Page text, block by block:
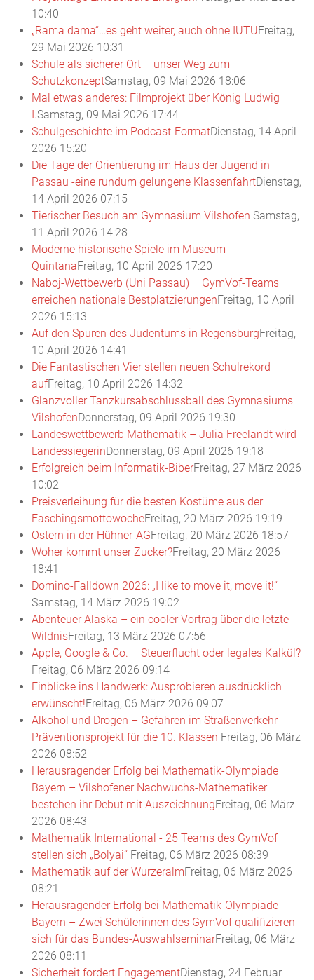
10:40
„Rama dama“…es geht weiter, auch ohne IUTUFreitag,
29 Mai 2026 10:31
Schule als sicherer Ort – unser Weg zum
SchutzkonzeptSamstag, 09 Mai 2026 18:06
Mal etwas anderes: Filmprojekt über König Ludwig
I.Samstag, 09 Mai 2026 17:44
Schulgeschichte im Podcast-FormatDienstag, 14 April
2026 15:20
Die Tage der Orientierung im Haus der Jugend in
Passau -eine rundum gelungene KlassenfahrtDienstag,
14 April 2026 07:15
Tierischer Besuch am Gymnasium Vilshofen Samstag,
11 April 2026 14:28
Moderne historische Spiele im Museum
QuintanaFreitag, 10 April 2026 17:20
Naboj-Wettbewerb (Uni Passau) – GymVof-Teams
erreichen nationale BestplatzierungenFreitag, 10 April
2026 15:13
Auf den Spuren des Judentums in RegensburgFreitag,
10 April 2026 14:41
Die Fantastischen Vier stellen neuen Schulrekord
aufFreitag, 10 April 2026 14:32
Glanzvoller Tanzkursabschlussball des Gymnasiums
VilshofenDonnerstag, 09 April 2026 19:30
Landeswettbewerb Mathematik – Julia Freelandt wird
LandessiegerinDonnerstag, 09 April 2026 19:18
Erfolgreich beim Informatik-BiberFreitag, 27 März 2026
10:02
Preisverleihung für die besten Kostüme aus der
FaschingsmottowocheFreitag, 20 März 2026 19:19
Ostern in der Hühner-AGFreitag, 20 März 2026 18:57
Woher kommt unser Zucker?Freitag, 20 März 2026
18:41
Domino-Falldown 2026: „I like to move it, move it!“
Samstag, 14 März 2026 19:02
Abenteuer Alaska – ein cooler Vortrag über die letzte
WildnisFreitag, 13 März 2026 07:56
Apple, Google & Co. – Steuerflucht oder legales Kalkül?
Freitag, 06 März 2026 09:14
Einblicke ins Handwerk: Ausprobieren ausdrücklich
erwünscht!Freitag, 06 März 2026 09:07
Alkohol und Drogen – Gefahren im Straßenverkehr
Präventionsprojekt für die 10. Klassen Freitag, 06 März
2026 08:52
Herausragender Erfolg bei Mathematik-Olympiade
Bayern – Vilshofener Nachwuchs-Mathematiker
bestehen ihr Debut mit AuszeichnungFreitag, 06 März
2026 08:43
Mathematik International - 25 Teams des GymVof
stellen sich „Bolyai“ Freitag, 06 März 2026 08:39
Mathematik auf der WurzeralmFreitag, 06 März 2026
08:21
Herausragender Erfolg bei Mathematik-Olympiade
Bayern – Zwei Schülerinnen des GymVof qualifizieren
sich für das Bundes-AuswahlseminarFreitag, 06 März
2026 08:11
Sicherheit fordert EngagementDienstag, 24 Februar